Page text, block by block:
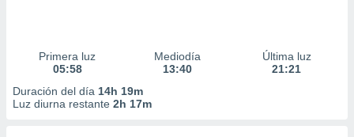
de
de
Primera luz
05:58
Mediodía
13:40
Última luz
21:21
Duración del día 14h 19m
Luz diurna restante 2h 17m